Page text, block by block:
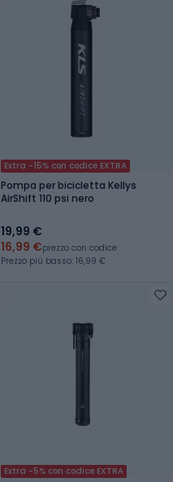
Extra -15% con codice EXTRA
Pompa per bicicletta Kellys
AirShift 110 psi nero
19,99 €
16,99 €prezzo con codice
Prezzo più basso: 16,99 €
Extra -5% con codice EXTRA